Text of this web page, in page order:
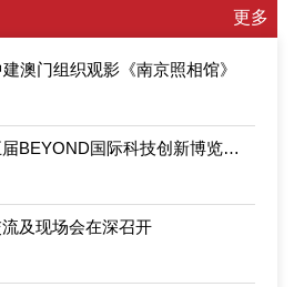
更多
澳门组织观影《南京照相馆》
中国建筑国际亮相第五届BEYOND国际科技创新博览会，举办好房子与智能建造论坛及建筑产业链科技交流会
及现场会在深召开